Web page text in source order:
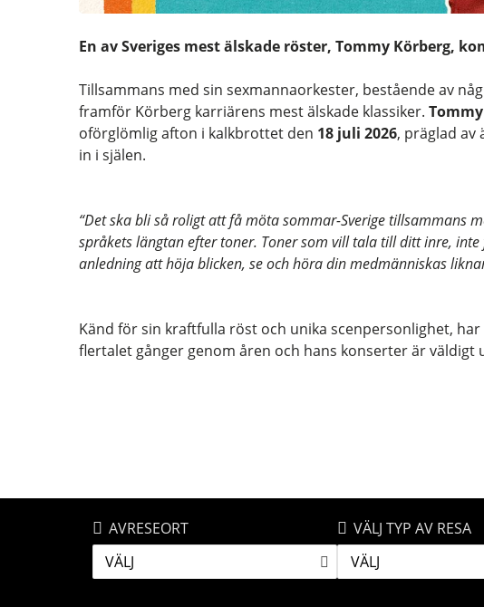
En av Sveriges mest älskade röster, Tommy Körberg,
Tillsammans med sin sexmannaorkester, bestående av
framför Körberg karriärens mest älskade klassiker.
oförglömlig afton i kalkbrottet den 18 juli 2026, präglad av
in i själen.
“Det ska bli så roligt att få möta sommar-Sverige tillsammans
språkets längtan efter toner. Toner som vill tala till ditt inre,
anledning att höja blicken, se och höra din medmänniskas
Känd för sin kraftfulla röst och unika scenpersonlighet,
flertalet gånger genom åren och hans konserter är väldigt
AVRESEORT
VÄLJ
VÄLJ TYP AV RESA
VÄLJ